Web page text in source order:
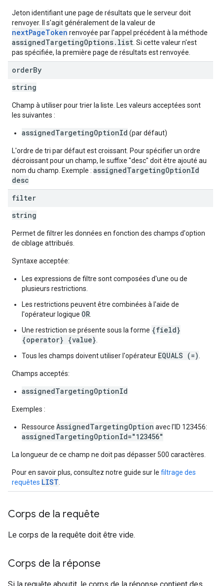
Jeton identifiant une page de résultats que le serveur doit
renvoyer. Il s'agit généralement de la valeur de
nextPageToken renvoyée par l'appel précédent à la méthode
assignedTargetingOptions.list . Si cette valeur n'est
pas spécifiée, la première page de résultats est renvoyée.
orderBy
string
Champ à utiliser pour trier la liste. Les valeurs acceptées sont
les suivantes :
assignedTargetingOptionId (par défaut)
L'ordre de tri par défaut est croissant. Pour spécifier un ordre
décroissant pour un champ, le suffixe "desc" doit être ajouté au
nom du champ. Exemple : assignedTargetingOptionId
desc
filter
string
Permet de filtrer les données en fonction des champs d'option
de ciblage attribués.
Syntaxe acceptée:
Les expressions de filtre sont composées d'une ou de
plusieurs restrictions.
Les restrictions peuvent être combinées à l'aide de
l'opérateur logique OR
Une restriction se présente sous la forme {field}
{operator} {value}
Tous les champs doivent utiliser l'opérateur EQUALS (=)
Champs acceptés:
assignedTargetingOptionId
Exemples :
Ressource AssignedTargetingOption avec l'ID 123456:
assignedTargetingOptionId="123456"
La longueur de ce champ ne doit pas dépasser 500 caractères.
Pour en savoir plus, consultez notre guide sur le filtrage des
requêtes LIST
Corps de la requête
Le corps de la requête doit être vide.
Corps de la réponse